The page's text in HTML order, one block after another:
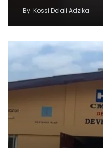
By Kossi Delali Adzika